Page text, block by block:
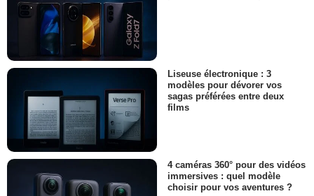
Liseuse électronique : 3
modèles pour dévorer vos
sagas préférées entre deux
films
4 caméras 360° pour des vidéos
immersives : quel modèle
choisir pour vos aventures ?